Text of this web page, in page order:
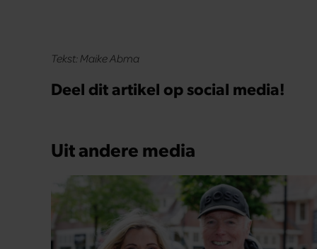
Tekst: Maike Abma
Deel dit artikel op social media!
Uit andere media